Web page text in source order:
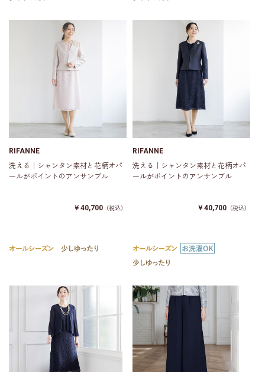
RIFANNE
洗える｜シャンタン素材と花柄オパ
ールがポイントのアンサンブル
￥40,700 （税込）
RIFANNE
洗える｜シャンタン素材と花柄オパ
ールがポイントのアンサンブル
￥40,700 （税込）